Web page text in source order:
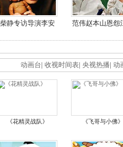
柴静专访导演李安 范伟赵本山恩怨
动画台 收视时间表 央视热播 动
《花精灵战队》 《飞哥与小佛》